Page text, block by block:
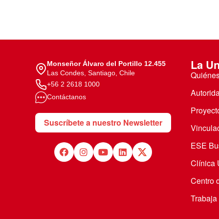
Monseñor Álvaro del Portillo 12.455
Las Condes, Santiago, Chile
+56 2 2618 1000
Contáctanos
Suscríbete a nuestro Newsletter
La
ESE
Clínica
Centro